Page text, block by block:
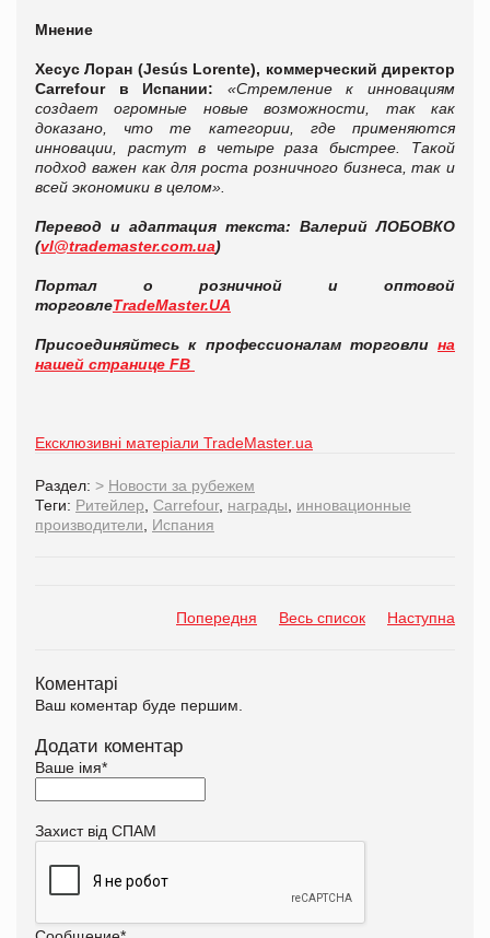
Мнение
Хесус Лоран (Jesús Lorente), коммерческий директор
Carrefour в Испании:
«Стремление к инновациям
создает огромные новые возможности, так как
доказано, что те категории, где применяются
инновации, растут в четыре раза быстрее. Такой
подход важен как для роста розничного бизнеса, так и
всей экономики в целом».
Перевод и адаптация текста: Валерий ЛОБОВКО
(vl@trademaster.com.ua)
Портал о розничной и оптовой
торговлеTradeMaster.UA
Присоединяйтесь к профессионалам торговли на
нашей странице FB
Ексклюзивні матеріали TradeMaster.ua
Раздел: > Новости за рубежем
Теги: Ритейлер Carrefour, награды
инновационные
производители
Испания
Попередня Весь список Наступна
Коментарі
Ваш коментар буде першим.
Додати коментар
Ваше імя*
Захист від СПАМ